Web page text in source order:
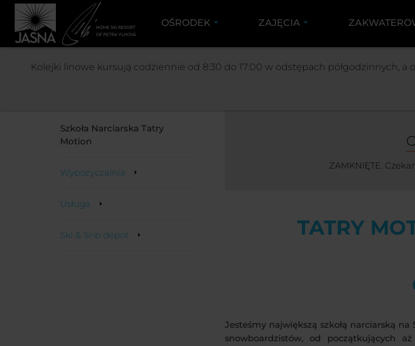
OŚRODEK ZAJĘCIA
SKI SCHOOL & RENTAL
Szkoła Narciarska Tatry
Motion
Wypozyczalnia
Usługa
Ski & Snb depot
ZAMKNIĘTE.
TATRY
Jesteśmy największą szkołą narciarską na
snowboardzistów, od początkujących
Kolejki linowe kursują codziennie od 8:30 do 17:00 w odstępach półgodzinnych, a